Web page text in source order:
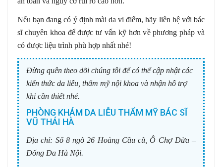
Nếu bạn đang có ý định mài da vi điểm, hãy liên hệ với bác
sĩ chuyên khoa để được tư vấn kỹ hơn về phương pháp và
có được liệu trình phù hợp nhất nhé!
Đừng quên theo dõi chúng tôi để có thể cập nhật các
kiến thức da liễu, thẩm mỹ nội khoa và nhận hỗ trợ
khi cần thiết nhé.
PHÒNG KHÁM DA LIỄU THẨM MỸ BÁC SĨ
VŨ THÁI HÀ
Địa chỉ: Số 8 ngõ 26 Hoàng Cầu cũ, Ô Chợ Dừa –
Đống Đa Hà Nội.